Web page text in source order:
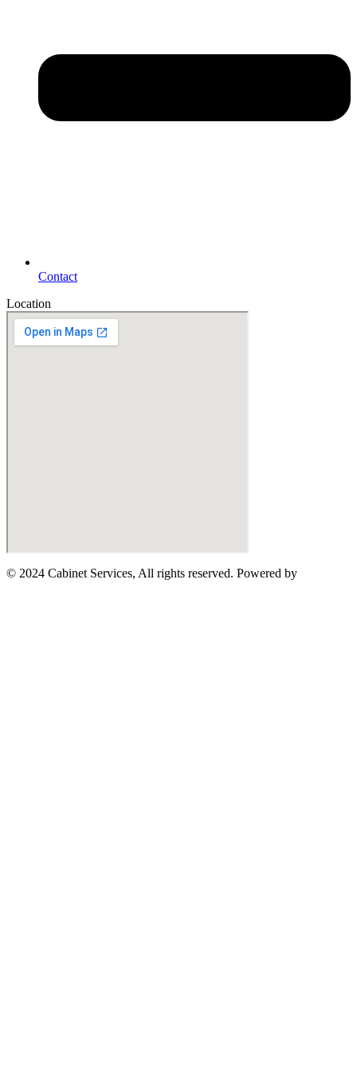
Contact
Location
© 2024 Cabinet Services, All rights reserved. Powered by